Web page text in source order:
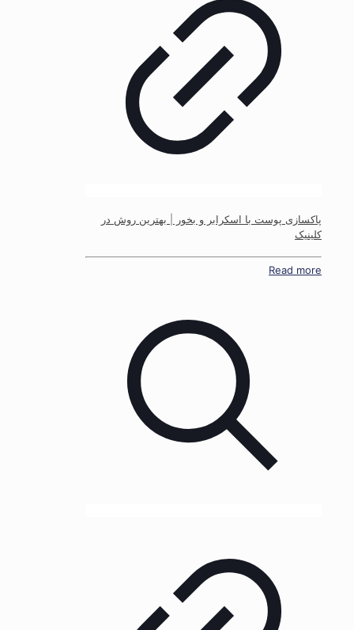
پاکسازی پوست با اسکرابر و بخور | بهترین روش در
کلینیک
Read more